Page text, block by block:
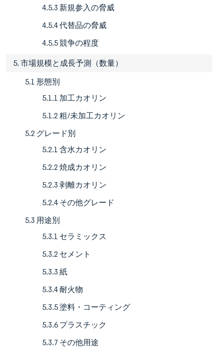
4.5.3 新規参入の脅威
4.5.4 代替品の脅威
4.5.5 競争の程度
5. 市場規模と成長予測（数量）
5.1 形態別
5.1.1 加工カオリン
5.1.2 粗/未加工カオリン
5.2 グレード別
5.2.1 含水カオリン
5.2.2 焼成カオリン
5.2.3 剥離カオリン
5.2.4 その他グレード
5.3 用途別
5.3.1 セラミックス
5.3.2 セメント
5.3.3 紙
5.3.4 耐火物
5.3.5 塗料・コーティング
5.3.6 プラスチック
5.3.7 その他用途